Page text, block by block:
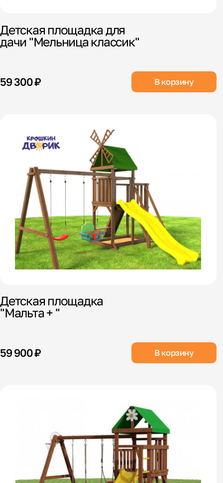
Детская площадка для
дачи "Мельница классик"
59 300 ₽ В корзину
Детская площадка
"Мальта + "
59 900 ₽ В корзину